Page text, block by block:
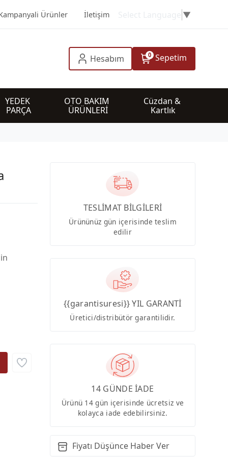
Ürünler İletişim ▼
Hesabım 0 Sepetim
YEDEK
PARÇA
OTO BAKIM
ÜRÜNLERİ
Cüzdan &
Kartlık
TESLİMAT BİLGİLERİ
Ürününüz gün içerisinde teslim
edilir
{{garantisuresi}} YIL GARANTİ
Üretici/distribütör garantilidir.
14 GÜNDE İADE
Ürünü 14 gün içerisinde ücretsiz ve
kolayca iade edebilirsiniz.
Fiyatı Düşünce Haber Ver